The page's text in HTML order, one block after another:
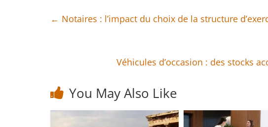
← Notaires : l’impact du choix de la structure
Véhicules d’occasion : des stocks
You May Also Like